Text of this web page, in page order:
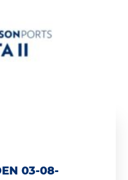
03-08-